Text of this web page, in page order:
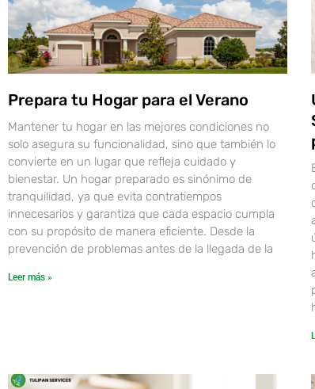
Prepara tu Hogar para el Verano
Mantener tu hogar en las mejores condiciones no
solo asegura su funcionalidad, sino que también lo
convierte en un lugar que refleja cuidado y
bienestar. Un hogar preparado es sinónimo de
tranquilidad, ya que evita contratiempos
innecesarios y garantiza que cada espacio cumpla
con su propósito de manera eficiente. Desde la
prevención de problemas antes de la llegada de la
Leer más »